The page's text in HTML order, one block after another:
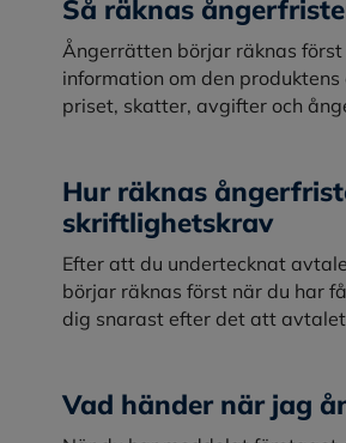
Så räknas
Ångerrätten börjar räknas
information om den
priset, skatter, avgifter och
Hur räknas
skriftlighetskrav
Efter att du undertecknat
börjar räknas först när du har
dig snarast efter det att
Vad händer när jag